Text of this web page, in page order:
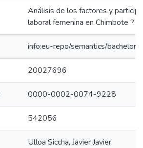
Análisis de los factores y
laboral femenina en Chimbote ?
info:eu-repo/semantics/
20027696
0000-0002-0074-9228
542056
Ulloa Siccha, Javier Javier